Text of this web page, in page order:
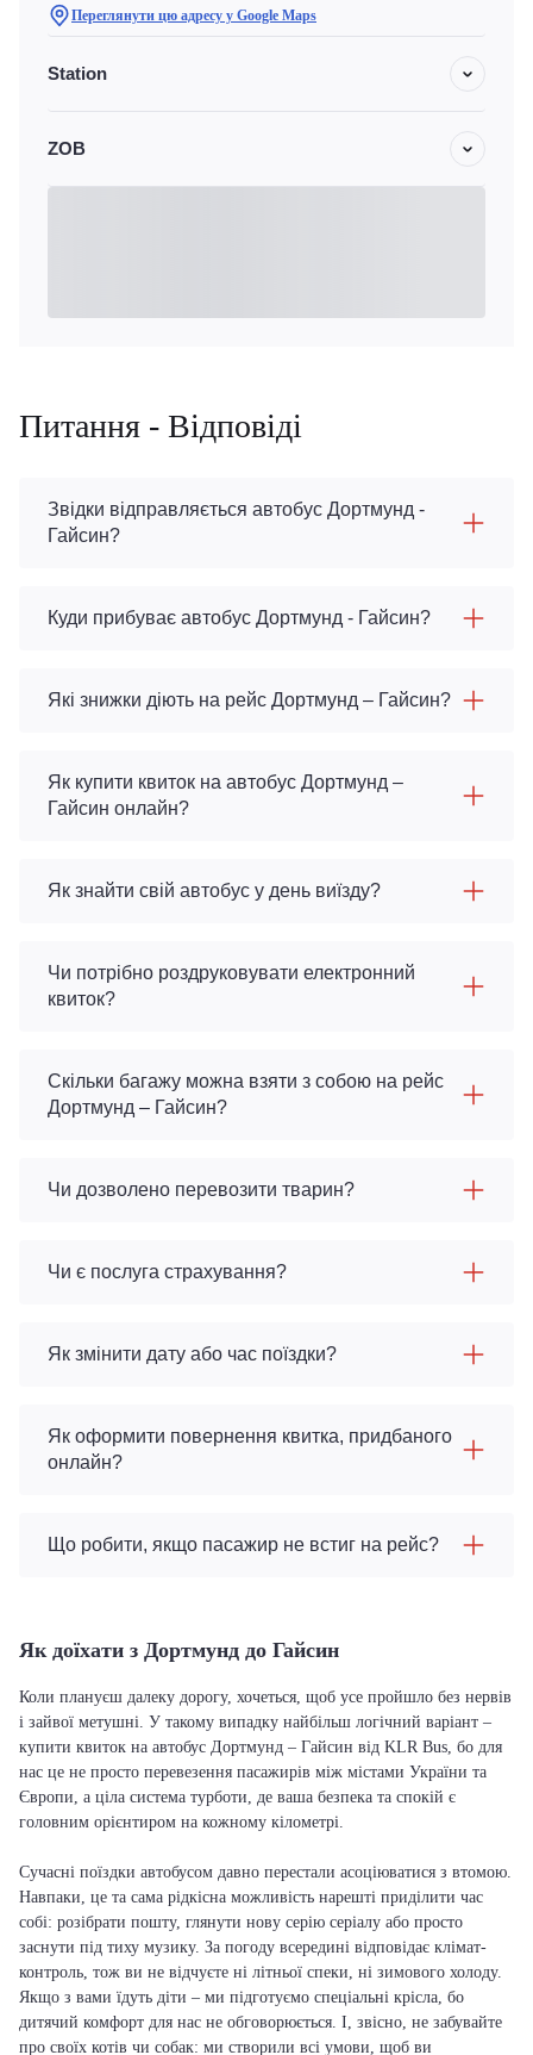
Переглянути цю адресу у Google Maps
Station
ZOB
Питання - Відповіді
Звідки відправляється автобус Дортмунд -
Гайсин?
Куди прибуває автобус Дортмунд - Гайсин?
Які знижки діють на рейс Дортмунд – Гайсин?
Як купити квиток на автобус Дортмунд –
Гайсин онлайн?
Як знайти свій автобус у день виїзду?
Чи потрібно роздруковувати електронний
квиток?
Скільки багажу можна взяти з собою на рейс
Дортмунд – Гайсин?
Чи дозволено перевозити тварин?
Чи є послуга страхування?
Як змінити дату або час поїздки?
Як оформити повернення квитка, придбаного
онлайн?
Що робити, якщо пасажир не встиг на рейс?
Як доїхати з Дортмунд до Гайсин
Коли плануєш далеку дорогу, хочеться, щоб усе пройшло без нервів
і зайвої метушні. У такому випадку найбільш логічний варіант –
купити квиток на автобус Дортмунд – Гайсин від KLR Bus, бо для
нас це не просто перевезення пасажирів між містами України та
Європи, а ціла система турботи, де ваша безпека та спокій є
головним орієнтиром на кожному кілометрі.
Сучасні поїздки автобусом давно перестали асоціюватися з втомою.
Навпаки, це та сама рідкісна можливість нарешті приділити час
собі: розібрати пошту, глянути нову серію серіалу або просто
заснути під тиху музику. За погоду всередині відповідає клімат-
контроль, тож ви не відчуєте ні літньої спеки, ні зимового холоду.
Якщо з вами їдуть діти – ми підготуємо спеціальні крісла, бо
дитячий комфорт для нас не обговорюється. І, звісно, не забувайте
про своїх котів чи собак: ми створили всі умови, щоб ви